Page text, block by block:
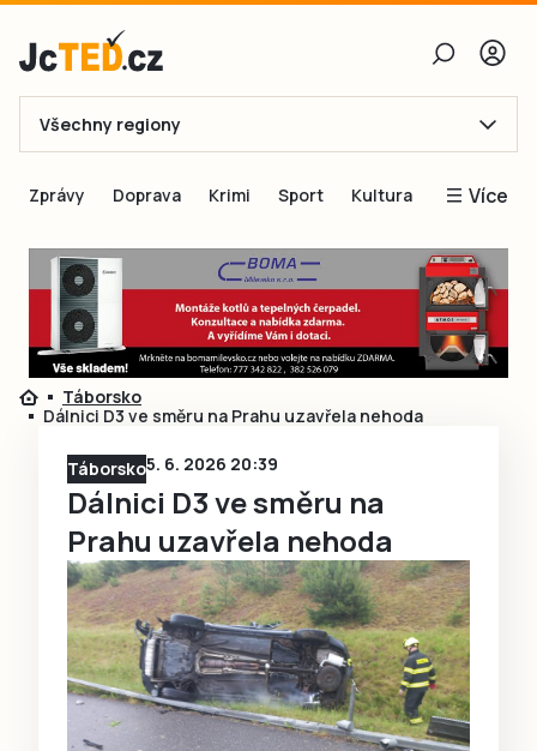
E-mail
Obnovit heslo
Přihlásit se
Ještě nemám účet, chci se
Všechny regiony
Zprávy Doprava Krimi Sport Kultura Více
Blogy
Inspirace
Čtenáři píší
Speciální přílohy
Táborsko
Dálnici D3 ve směru na Prahu uzavřela nehoda
Táborsko5. 6. 2026 20:39
Dálnici D3 ve směru na
Prahu uzavřela nehoda